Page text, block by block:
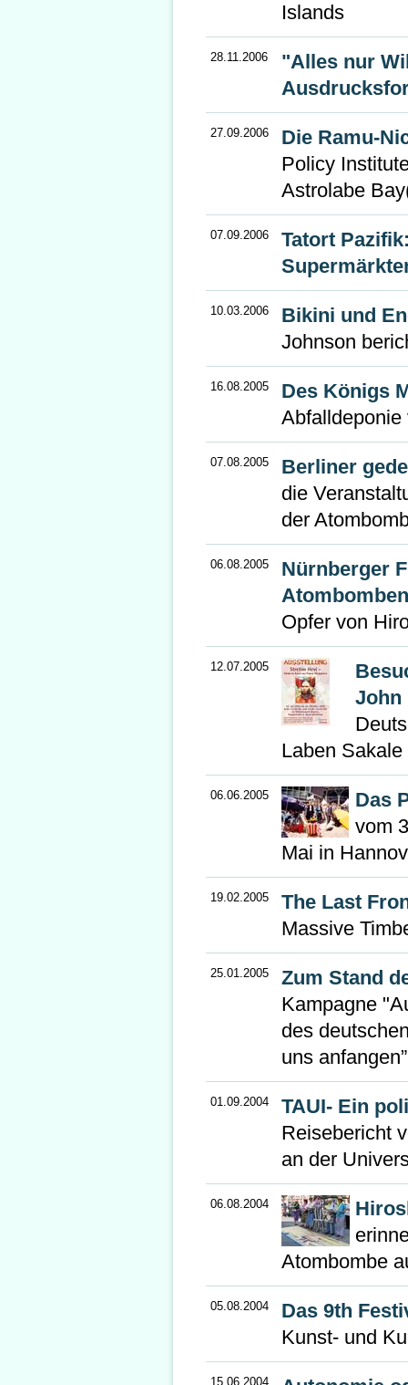
Islands
28.11.2006
"Alles nur
27.09.2006
Die Ramu-
Policy
Astrolabe
07.09.2006
Tatort
10.03.2006
Bikini und
Johnson
16.08.2005
Des Königs
Abfalldeponie
07.08.2005
Berliner
die
der
06.08.2005
Nürnberger
Atombomben
Opfer von
12.07.2005
John
Laben Sakale
06.06.2005
Das
vom
Mai in
19.02.2005
The Last
Massive
25.01.2005
Zum Stand
Kampagne
des
uns anfangen”
01.09.2004
TAUI- Ein
Reisebericht
an der
06.08.2004
Atombombe
05.08.2004
Das 9th
Kunst- und
15.06.2004